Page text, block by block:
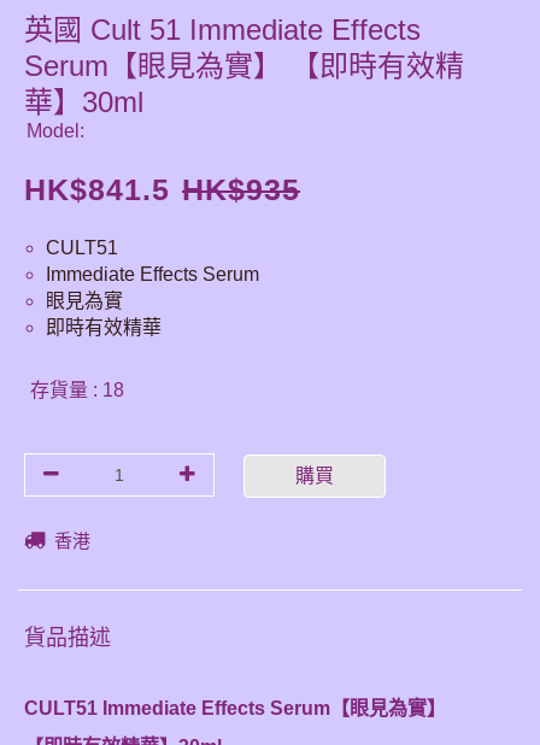
英國 Cult 51 Immediate Effects
Serum【眼見為實】 【即時有效精
華】30ml
Model:
HK$841.5 HK$935
CULT51
Immediate Effects Serum
眼見為實
即時有效精華
存貨量 : 18
購買
香港
貨品描述
CULT51 Immediate Effects Serum【眼見為實】